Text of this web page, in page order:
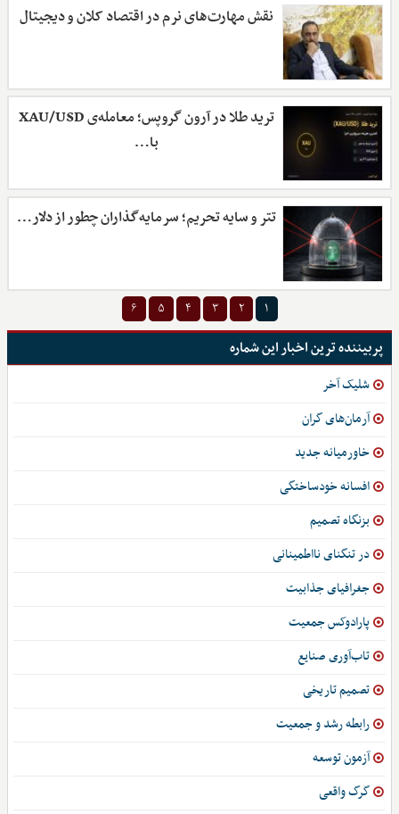
نقش مهارت‌های نرم در اقتصاد کلان و دیجیتال
ترید طلا در آرون گروپس؛ معامله‌ی XAU/USD
با…
تتر و سایه تحریم؛ سرمایه‌گذاران چطور از دلار…
۱ ۲ ۳ ۴ ۵ ۶
پربیننده ترین اخبار این شماره
شلیک آخر
آرمان‌های گران
خاورمیانه جدید
افسانه خودساختگی
بزنگاه تصمیم
در تنگنای نااطمینانی
جغرافیای جذابیت
پارادوکس جمعیت
تاب‌آوری صنایع
تصمیم تاریخی
رابطه رشد و جمعیت
آزمون توسعه
گرگ واقعی